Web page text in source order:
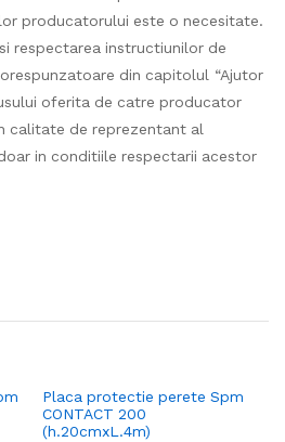
producatorului este o necesitate.
respectarea instructiunilor de
din capitolul “Ajutor
oferita de catre producator
calitate de reprezentant al
in conditiile respectarii acestor
Placa protectie perete Spm
CONTACT 200
(h.20cmxL.4m)